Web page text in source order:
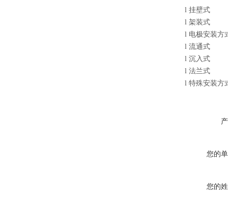
l 挂壁式
l 架装式
l 电极安装方
l 流通式
l 沉入式
l 法兰式
l 特殊安装方
您的
您的